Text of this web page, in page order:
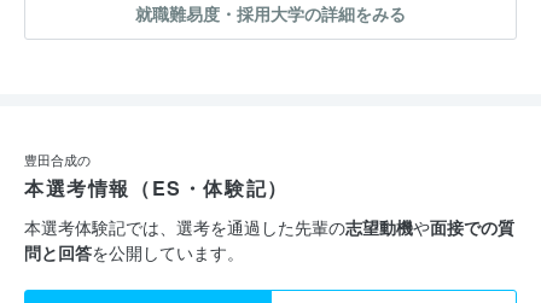
就職難易度・採用大学の詳細をみる
豊田合成の
本選考情報（ES・体験記）
本選考体験記では、選考を通過した先輩の志望動機や面接での質
問と回答を公開しています。